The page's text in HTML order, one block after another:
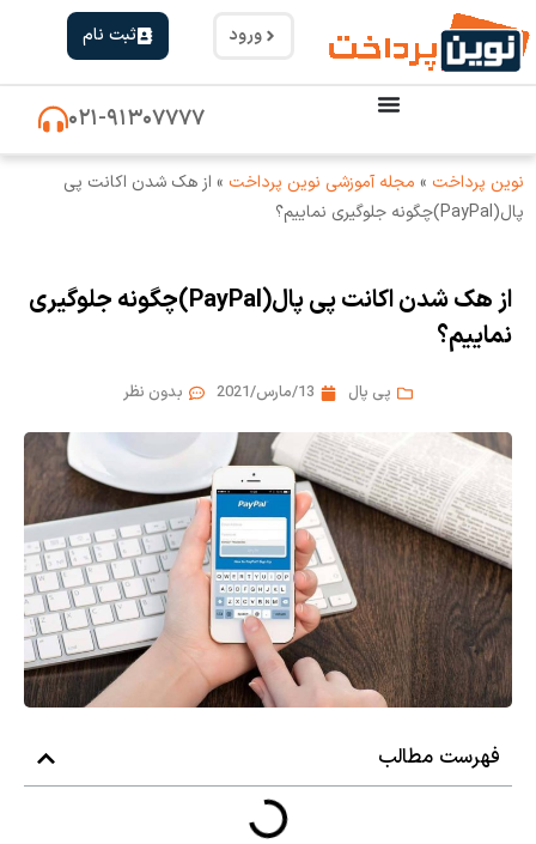
ورود ثبت نام
۰۲۱-۹۱۳۰۷۷۷۷
نوین پرداخت » مجله آموزشی نوین پرداخت » از هک شدن اکانت پی
پال(PayPal)چگونه جلوگیری نماییم؟
از هک شدن اکانت پی پال(PayPal)چگونه جلوگیری
نماییم؟
پی پال 13/مارس/2021 بدون نظر
فهرست مطالب